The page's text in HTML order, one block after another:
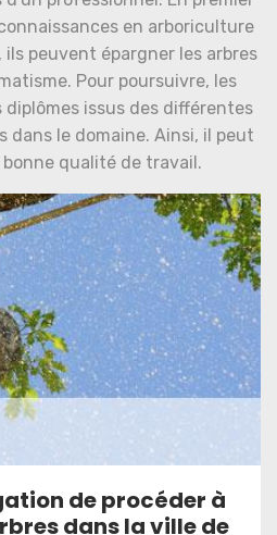
en arboriculture
ils peuvent épargner les arbres
Pour poursuivre, les
issus des différentes
dans le domaine. Ainsi, il peut
qualité de travail.
de procéder à
dans la ville de